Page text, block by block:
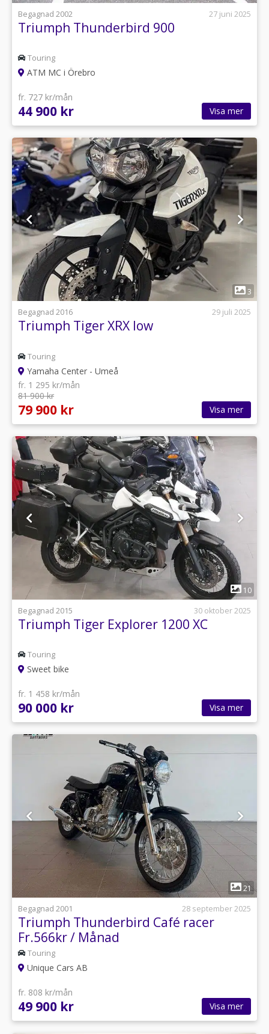
Begagnad 2002 27 juni 2025
Triumph Thunderbird 900
Touring
ATM MC i Örebro
fr. 727 kr/mån
44 900 kr Visa mer
1
3
Begagnad 2016
29 juli 2025
Triumph Tiger XRX low
Touring
Yamaha Center - Umeå
fr. 1 295 kr/mån
81 900 kr
79 900 kr Visa mer
10
Begagnad 2015
30 oktober 2025
Triumph Tiger Explorer 1200 XC
Touring
Sweet bike
fr. 1 458 kr/mån
90 000 kr Visa mer
21
Begagnad 2001
28 september 2025
Triumph Thunderbird Café racer
Fr.566kr / Månad
Touring
Unique Cars AB
fr. 808 kr/mån
49 900 kr Visa mer